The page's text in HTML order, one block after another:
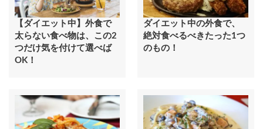
【ダイエット中】外食で
太らない食べ物は、この2
つだけ気を付けて選べば
OK！
ダイエット中の外食で、
絶対食べるべきたった1つ
のもの！